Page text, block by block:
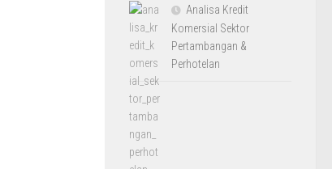
Analisa Kredit
Komersial Sektor
Pertambangan &
Perhotelan